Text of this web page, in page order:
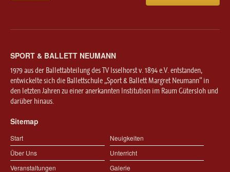
SPORT & BALLETT NEUMANN
1979 aus der Ballettabteilung des TV Isselhorst v. 1894 e.V. entstanden,
entwickelte sich die Ballettschule „Sport & Ballett Margret Neumann“ in
den letzten Jahren zu einer anerkannten Institution im Raum Gütersloh und
darüber hinaus.
Sitemap
Start
Neuigkeiten
Über Uns
Unterricht
Veranstaltungen
Galerie